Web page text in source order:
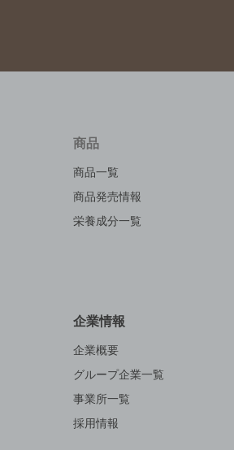
商品
商品一覧
商品発売情報
栄養成分一覧
企業情報
企業概要
グループ企業一覧
事業所一覧
採用情報